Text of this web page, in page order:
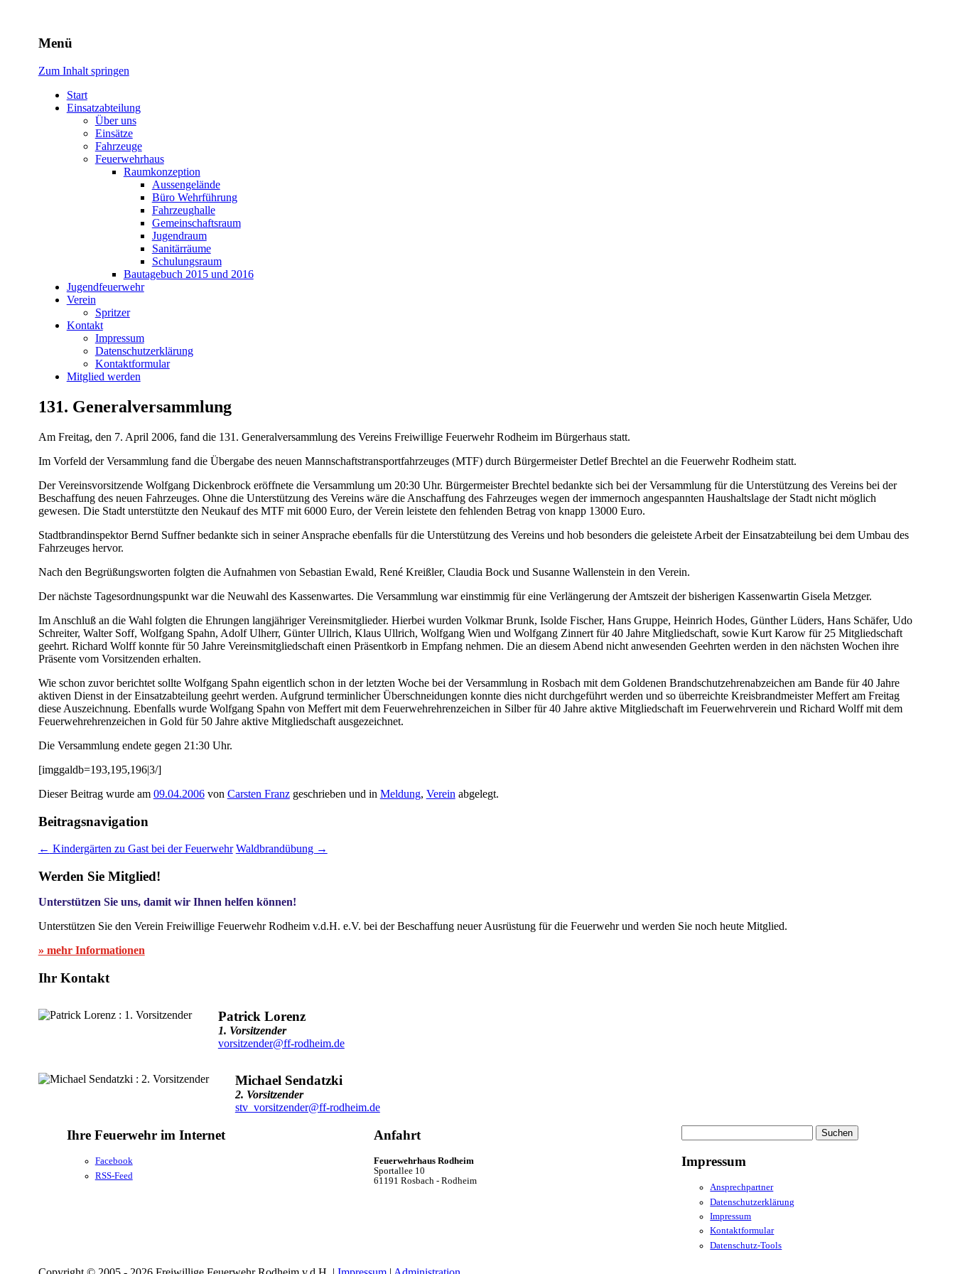
Freiwillige Feuerwehr Rodheim v.d.H.
Menü
Zum Inhalt springen
Start
Einsatzabteilung
Über uns
Einsätze
Fahrzeuge
Feuerwehrhaus
Raumkonzeption
Aussengelände
Büro Wehrführung
Fahrzeughalle
Gemeinschaftsraum
Jugendraum
Sanitärräume
Schulungsraum
Bautagebuch 2015 und 2016
Jugendfeuerwehr
Verein
Spritzer
Kontakt
Impressum
Datenschutzerklärung
Kontaktformular
Mitglied werden
131. Generalversammlung
Am Freitag, den 7. April 2006, fand die 131. Generalversammlung des Vereins Freiwillige Feuerwehr Rodheim im Bürgerhaus statt.
Im Vorfeld der Versammlung fand die Übergabe des neuen Mannschaftstransportfahrzeuges (MTF) durch Bürgermeister Detlef Brechtel an die Feuerwehr Rodheim statt.
Der Vereinsvorsitzende Wolfgang Dickenbrock eröffnete die Versammlung um 20:30 Uhr. Bürgermeister Brechtel bedankte sich bei der Versammlung für die Unterstützung des Vereins bei der
Beschaffung des neuen Fahrzeuges. Ohne die Unterstützung des Vereins wäre die Anschaffung des Fahrzeuges wegen der immernoch angespannten Haushaltslage der Stadt nicht möglich
gewesen. Die Stadt unterstützte den Neukauf des MTF mit 6000 Euro, der Verein leistete den fehlenden Betrag von knapp 13000 Euro.
Stadtbrandinspektor Bernd Suffner bedankte sich in seiner Ansprache ebenfalls für die Unterstützung des Vereins und hob besonders die geleistete Arbeit der Einsatzabteilung bei dem Umbau des
Fahrzeuges hervor.
Nach den Begrüßungsworten folgten die Aufnahmen von Sebastian Ewald, René Kreißler, Claudia Bock und Susanne Wallenstein in den Verein.
Der nächste Tagesordnungspunkt war die Neuwahl des Kassenwartes. Die Versammlung war einstimmig für eine Verlängerung der Amtszeit der bisherigen Kassenwartin Gisela Metzger.
Im Anschluß an die Wahl folgten die Ehrungen langjähriger Vereinsmitglieder. Hierbei wurden Volkmar Brunk, Isolde Fischer, Hans Gruppe, Heinrich Hodes, Günther Lüders, Hans Schäfer, Udo
Schreiter, Walter Soff, Wolfgang Spahn, Adolf Ulherr, Günter Ullrich, Klaus Ullrich, Wolfgang Wien und Wolfgang Zinnert für 40 Jahre Mitgliedschaft, sowie Kurt Karow für 25 Mitgliedschaft
geehrt. Richard Wolff konnte für 50 Jahre Vereinsmitgliedschaft einen Präsentkorb in Empfang nehmen. Die an diesem Abend nicht anwesenden Geehrten werden in den nächsten Wochen ihre
Präsente vom Vorsitzenden erhalten.
Wie schon zuvor berichtet sollte Wolfgang Spahn eigentlich schon in der letzten Woche bei der Versammlung in Rosbach mit dem Goldenen Brandschutzehrenabzeichen am Bande für 40 Jahre
aktiven Dienst in der Einsatzabteilung geehrt werden. Aufgrund terminlicher Überschneidungen konnte dies nicht durchgeführt werden und so überreichte Kreisbrandmeister Meffert am Freitag
diese Auszeichnung. Ebenfalls wurde Wolfgang Spahn von Meffert mit dem Feuerwehrehrenzeichen in Silber für 40 Jahre aktive Mitgliedschaft im Feuerwehrverein und Richard Wolff mit dem
Feuerwehrehrenzeichen in Gold für 50 Jahre aktive Mitgliedschaft ausgezeichnet.
Die Versammlung endete gegen 21:30 Uhr.
[imggaldb=193,195,196|3/]
Dieser Beitrag wurde am 09.04.2006von Carsten Franzgeschrieben und in Meldung, Verein abgelegt.
Beitragsnavigation
← Kindergärten zu Gast bei der Feuerwehr Waldbrandübung →
Werden Sie Mitglied!
Unterstützen Sie uns, damit wir Ihnen helfen können!
Unterstützen Sie den Verein Freiwillige Feuerwehr Rodheim v.d.H. e.V. bei der Beschaffung neuer Ausrüstung für die Feuerwehr und werden Sie noch heute Mitglied.
» mehr Informationen
Ihr Kontakt
Patrick Lorenz
1. Vorsitzender
vorsitzender@ff-rodheim.de
Michael Sendatzki
2. Vorsitzender
stv_vorsitzender@ff-rodheim.de
Ihre Feuerwehr im Internet
Facebook
RSS-Feed
Anfahrt
Feuerwehrhaus Rodheim
Sportallee 10
61191 Rosbach - Rodheim
nach:
Impressum
Ansprechpartner
Datenschutzerklärung
Impressum
Kontaktformular
Datenschutz-Tools